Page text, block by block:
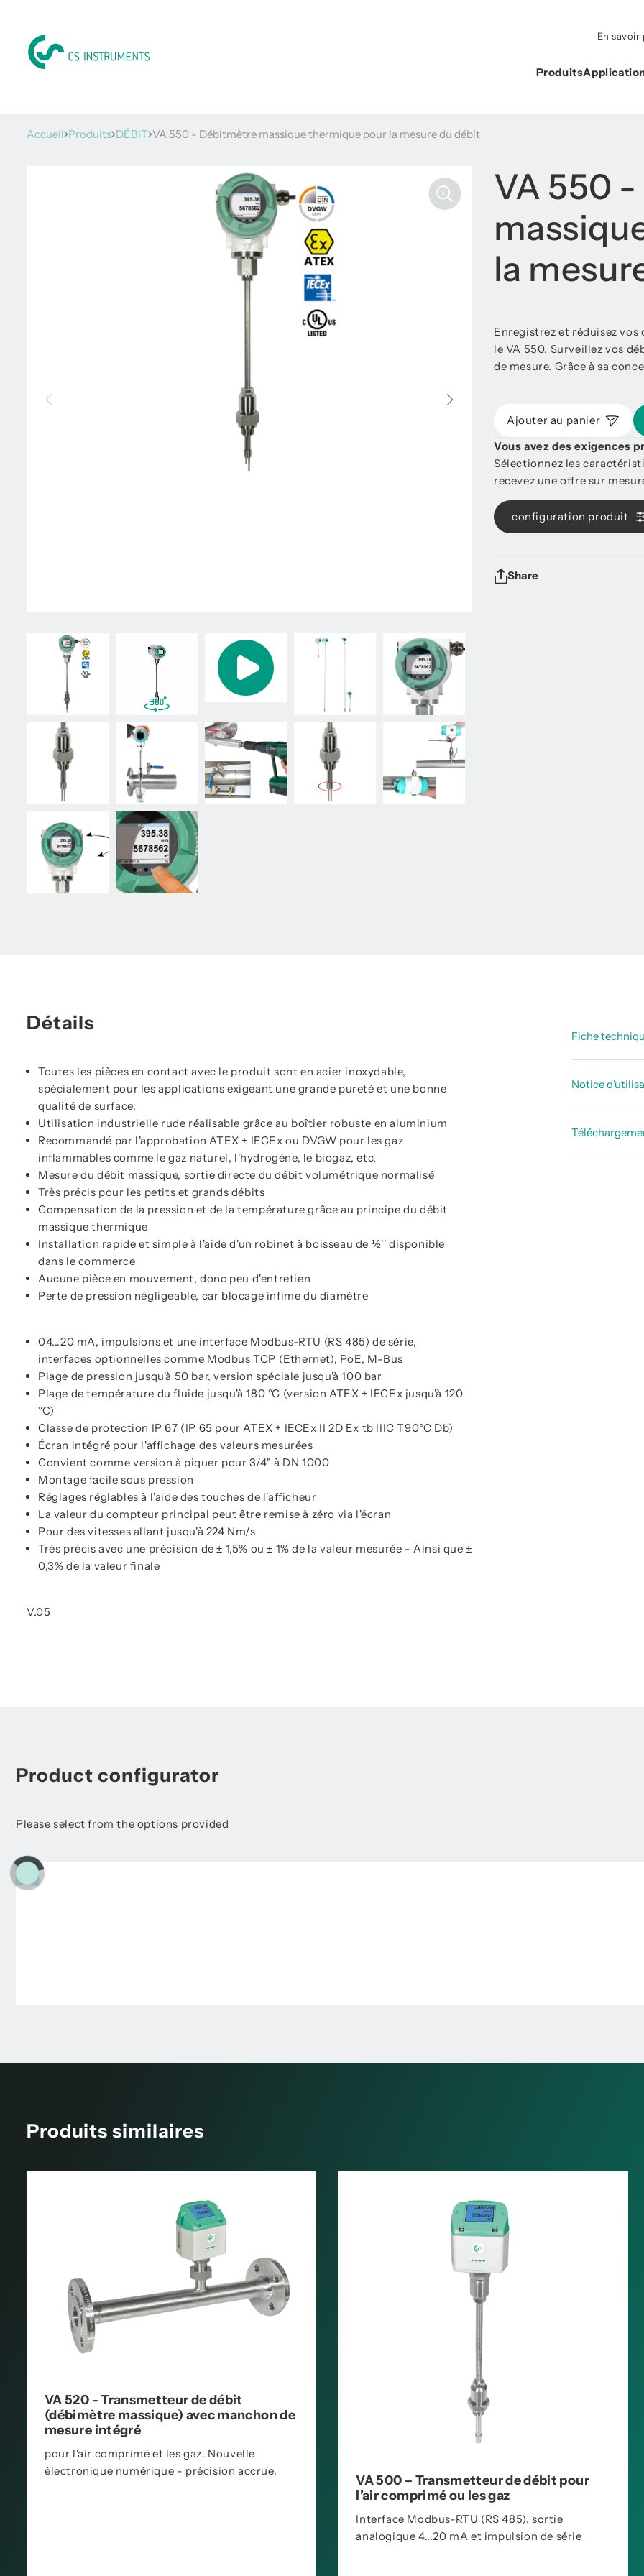
En savoir
Produits
Accueil Produits DÉBIT VA 550 - Débitmètre massique thermique pour la mesure du débit
VA 550
la
Enregistrez et réduisez
le VA 550. Surveillez vos
de mesure. Grâce à sa
Ajouter au panier
Vous avez des exigences
Sélectionnez les
recevez une offre sur
configuration produit
Share
Détails
Toutes les pièces en contact avec le produit sont en acier inoxydable,
spécialement pour les applications exigeant une grande pureté et une bonne
qualité de surface.
Utilisation industrielle rude réalisable grâce au boîtier robuste en aluminium
Recommandé par l'approbation ATEX + IECEx ou DVGW pour les gaz
inflammables comme le gaz naturel, l'hydrogène, le biogaz, etc.
Mesure du débit massique, sortie directe du débit volumétrique normalisé
Très précis pour les petits et grands débits
Compensation de la pression et de la température grâce au principe du débit
massique thermique
Installation rapide et simple à l'aide d'un robinet à boisseau de ½'' disponible
dans le commerce
Aucune pièce en mouvement, donc peu d'entretien
Perte de pression négligeable, car blocage infime du diamètre
04...20 mA, impulsions et une interface Modbus-RTU (RS 485) de série,
interfaces optionnelles comme Modbus TCP (Ethernet), PoE, M-Bus
Plage de pression jusqu'à 50 bar, version spéciale jusqu'à 100 bar
Plage de température du fluide jusqu'à 180 °C (version ATEX + IECEx jusqu'à 120
°C)
Classe de protection IP 67 (IP 65 pour ATEX + IECEx II 2D Ex tb IIIC T90°C Db)
Écran intégré pour l'affichage des valeurs mesurées
Convient comme version à piquer pour 3/4" à DN 1000
Montage facile sous pression
Réglages réglables à l'aide des touches de l'afficheur
La valeur du compteur principal peut être remise à zéro via l'écran
Pour des vitesses allant jusqu'à 224 Nm/s
Très précis avec une précision de ± 1,5% ou ± 1% de la valeur mesurée - Ainsi que ±
0,3% de la valeur finale
V.05
Fiche
Notice
Product configurator
Please select from the options provided
Produits similaires
VA 520 - Transmetteur de débit
(débimètre massique) avec manchon de
mesure intégré
pour l'air comprimé et les gaz. Nouvelle
électronique numérique - précision accrue.
VA 500 – Transmetteur de débit pour
l’air comprimé ou les gaz
Interface Modbus-RTU (RS 485), sortie
analogique 4...20 mA et impulsion de série